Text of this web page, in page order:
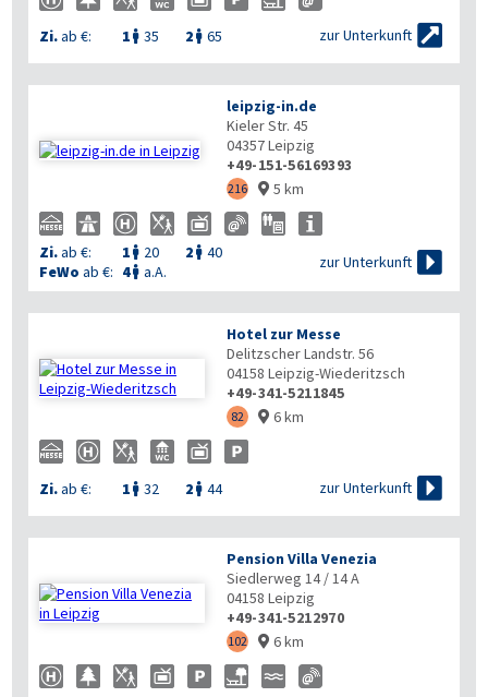
Zi.ab €: 1  35 2  65 zur Unterkunft 
leipzig-in.de
Kieler Str. 45
04357Leipzig
+49-151-56169393
216  5 km
Zi.ab €: 1  20 2  40
FeWo ab €: 4 a.A.
zur Unterkunft 

Hotel zur Messe
Delitzscher Landstr. 56
04158 Leipzig-Wiederitzsch
+49-341-5211845
82  6 km
Zi.ab €: 1  32 2  44 zur Unterkunft 
Pension Villa Venezia
Siedlerweg 14 / 14 A
04158 Leipzig
+49-341-5212970
102  6 km